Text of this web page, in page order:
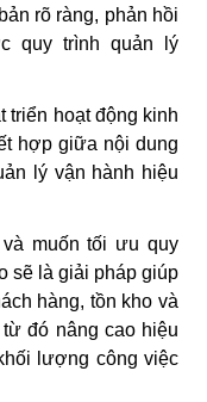
rõ ràng, phản hồi
quy trình quản lý
triển hoạt động kinh
hợp giữa nội dung
lý vận hành hiệu
muốn tối ưu quy
sẽ là giải pháp giúp
hàng, tồn kho và
đó nâng cao hiệu
lượng công việc